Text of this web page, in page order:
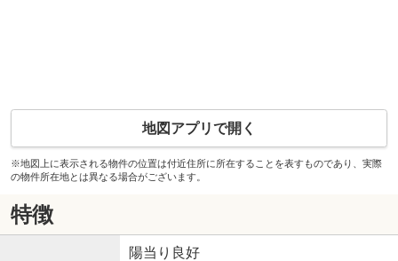
地図アプリで開く
※地図上に表示される物件の位置は付近住所に所在することを表すものであり、実際
の物件所在地とは異なる場合がございます。
特徴
陽当り良好